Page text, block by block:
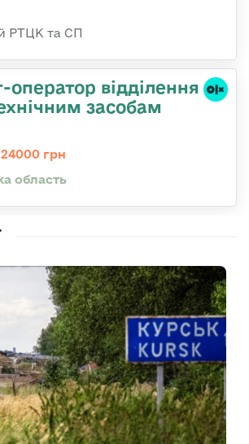
РТЦК та СП
оператор відділення
засобам
грн
область